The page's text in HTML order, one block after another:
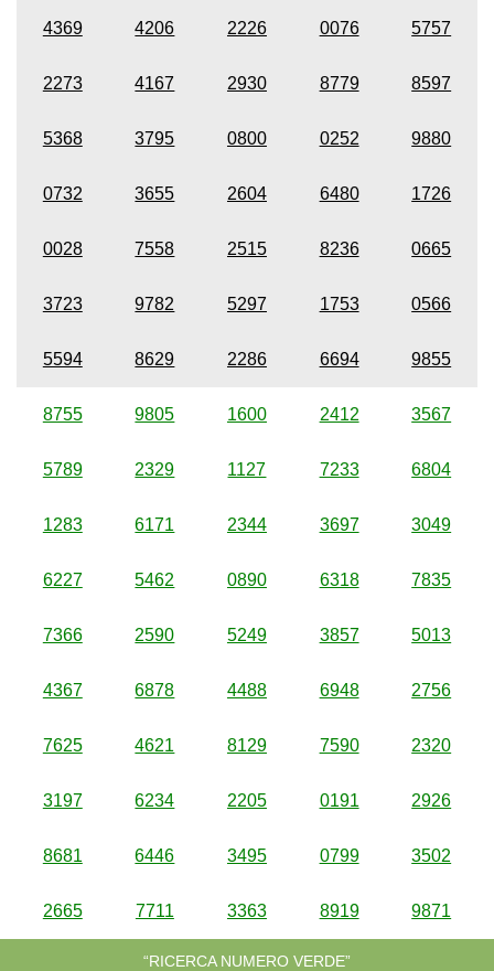
4369 4206 2226 0076 5757
2273 4167 2930 8779 8597
5368 3795 0800 0252 9880
0732 3655 2604 6480 1726
0028 7558 2515 8236 0665
3723 9782 5297 1753 0566
5594 8629 2286 6694 9855
8755 9805 1600 2412 3567
5789 2329 1127 7233 6804
1283 6171 2344 3697 3049
6227 5462 0890 6318 7835
7366 2590 5249 3857 5013
4367 6878 4488 6948 2756
7625 4621 8129 7590 2320
3197 6234 2205 0191 2926
8681 6446 3495 0799 3502
2665 7711 3363 8919 9871
“RICERCA NUMERO VERDE”